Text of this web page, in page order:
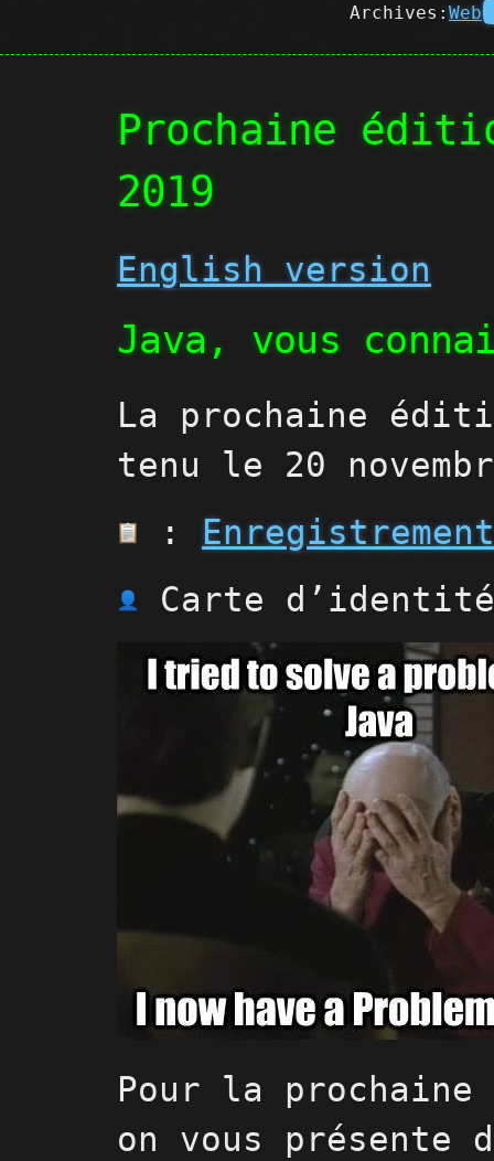
Archives: Web
Prochaine
2019
English version
Java, vous
La prochaine
tenu le 20
:
Carte
Pour la prochaine
on vous présente